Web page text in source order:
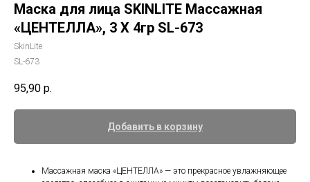
Маска для лица SKINLITE Массажная
«ЦЕНТЕЛЛА», 3 X 4гр SL-673
SkinLite
SL-673
95,90 р.
Добавить в корзину
Массажная маска «ЦЕНТЕЛЛА» — это прекрасное увлажняющее